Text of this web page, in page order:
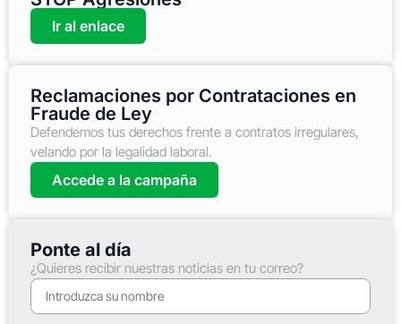
Ir al enlace
Reclamaciones por Contrataciones en
Fraude de Ley
Defendemos tus derechos frente a contratos irregulares,
velando por la legalidad laboral.
Accede a la campaña
Ponte al día
¿Quieres recibir nuestras noticias en tu correo?